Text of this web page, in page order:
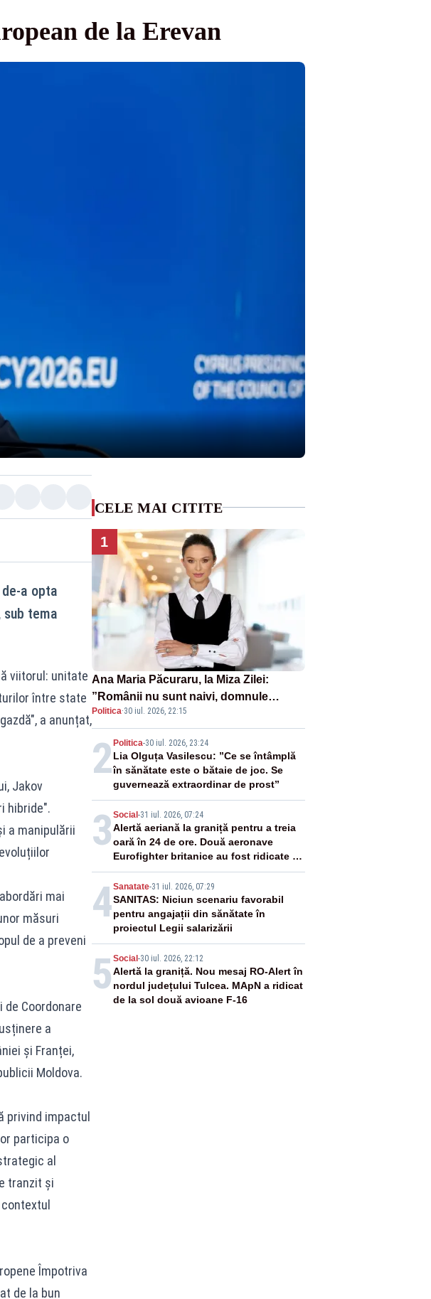
de la Erevan
a opta
sub tema
viitorul: unitate
între state
a anunțat,
Jakov
hibride".
a manipulării
mai
măsuri
de a preveni
de Coordonare
a
și Franței,
Moldova.
privind impactul
participa o
al
tranzit și
Împotriva
de la bun
CELE MAI CITITE
1
Ana Maria Păcuraru, la Miza Zilei:
”Românii nu sunt naivi, domnule
premier Bolojan”
Politica·30 iul. 2026, 22:15
2Politica-30 iul. 2026, 23:24
Lia Olguța Vasilescu: ”Ce se întâmplă
în sănătate este o bătaie de joc. Se
guvernează extraordinar de prost”
3 Social-31 iul. 2026, 07:24
Alertă aeriană la graniță pentru a treia
oară în 24 de ore. Două aeronave
Eurofighter britanice au fost ridicate de
la sol
4Sanatate-31 iul. 2026, 07:29
SANITAS: Niciun scenariu favorabil
pentru angajații din sănătate în
proiectul Legii salarizării
5 Social-30 iul. 2026, 22:12
Alertă la graniță. Nou mesaj RO-Alert în
nordul județului Tulcea. MApN a ridicat
de la sol două avioane F-16